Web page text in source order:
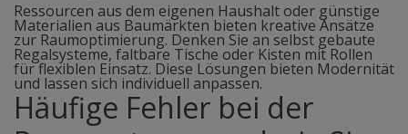
Ressourcen aus dem eigenen Haushalt oder günstige
Materialien aus Baumärkten bieten kreative Ansätze
zur Raumoptimierung. Denken Sie an selbst gebaute
Regalsysteme, faltbare Tische oder Kisten mit Rollen
für flexiblen Einsatz. Diese Lösungen bieten Modernität
und lassen sich individuell anpassen.
Häufige Fehler bei der